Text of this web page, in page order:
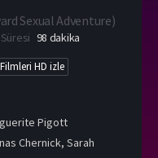
Sexual Adventure)
98 dakika
HD izle
Pigott
Chernick, Sarah